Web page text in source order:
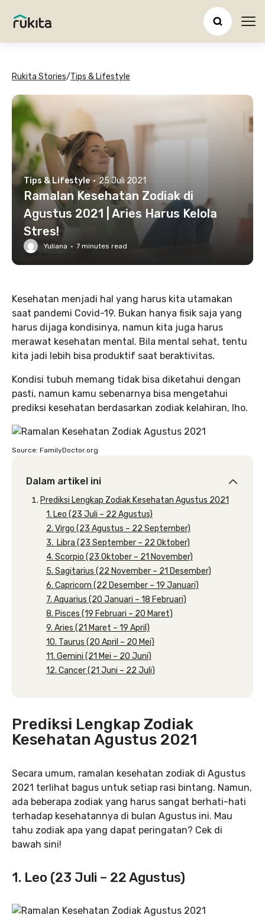
Rukita Stories/Tips & Lifestyle
Tips & Lifestyle · 25 Juli 2021
Ramalan Kesehatan Zodiak di
Agustus 2021 | Aries Harus Kelola
Stres!
Yuliana · 7 minutes read
Kesehatan menjadi hal yang harus kita utamakan
saat pandemi Covid-19. Bukan hanya fisik saja yang
harus dijaga kondisinya, namun kita juga harus
merawat kesehatan mental. Bila mental sehat, tentu
kita jadi lebih bisa produktif saat beraktivitas.
Kondisi tubuh memang tidak bisa diketahui dengan
pasti, namun kamu sebenarnya bisa mengetahui
prediksi kesehatan berdasarkan zodiak kelahiran, lho.
Source: FamilyDoctor.org
Dalam artikel ini
Prediksi Lengkap Zodiak Kesehatan Agustus 2021
1. Leo (23 Juli – 22 Agustus)
2. Virgo (23 Agustus – 22 September)
3. Libra (23 September – 22 Oktober)
4. Scorpio (23 Oktober – 21 November)
5. Sagitarius (22 November – 21 Desember)
6. Capricorn (22 Desember – 19 Januari)
7. Aquarius (20 Januari – 18 Februari)
8. Pisces (19 Februari – 20 Maret)
9. Aries (21 Maret – 19 April)
10. Taurus (20 April – 20 Mei)
11. Gemini (21 Mei – 20 Juni)
12. Cancer (21 Juni – 22 Juli)
Prediksi Lengkap Zodiak
Kesehatan Agustus 2021
Secara umum, ramalan kesehatan zodiak di Agustus
2021 terlihat bagus untuk setiap rasi bintang. Namun,
ada beberapa zodiak yang harus sangat berhati-hati
terhadap kesehatannya di bulan Agustus ini. Mau
tahu zodiak apa yang dapat peringatan? Cek di
bawah sini!
1. Leo (23 Juli – 22 Agustus)